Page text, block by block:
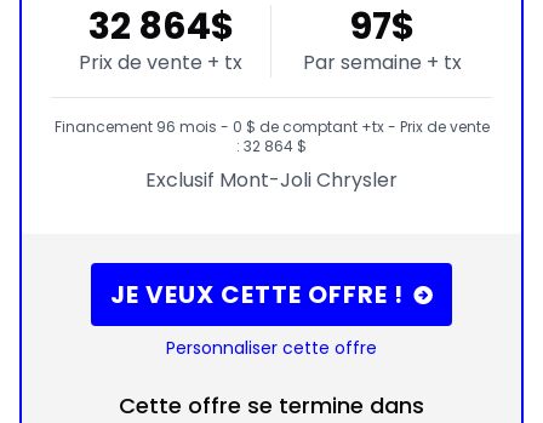
32 864$
Prix de vente + tx
97$
Par semaine + tx
Financement 96 mois - 0 $ de comptant +tx - Prix de vente
: 32 864 $
Exclusif Mont-Joli Chrysler
JE VEUX CETTE OFFRE !
Personnaliser cette offre
Cette offre se termine dans